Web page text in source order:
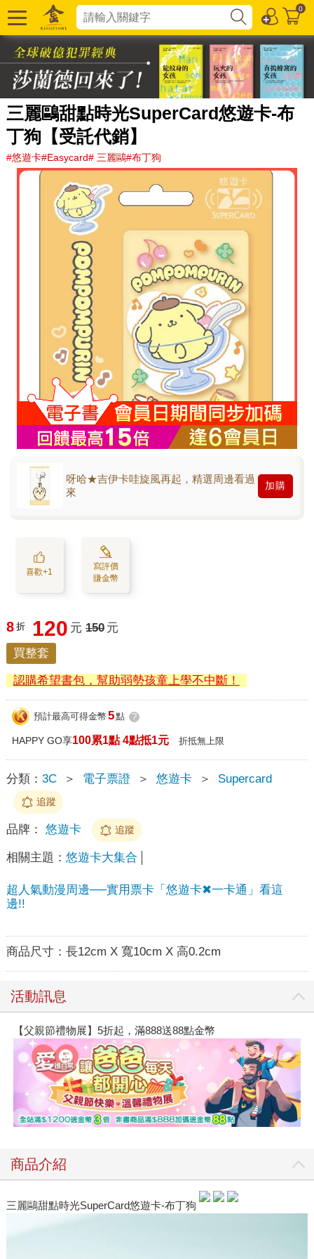
0
三麗鷗甜點時光SuperCard悠遊卡-布
丁狗【受託代銷】
#悠遊卡#Easycard# 三麗鷗#布丁狗
呀哈★吉伊卡哇旋風再起，精選周邊看過
來
加購
喜歡+1
寫評價
賺金幣
8 折 120 元 150 元
買整套
認購希望書包，幫助弱勢孩童上學不中斷！
預計最高可得金幣 5點 ?
HAPPY GO享100累1點 4點抵1元 折抵無上限
分類： 3C ＞ 電子票證 ＞ 悠遊卡 ＞ Supercard
追蹤
品牌： 悠遊卡 追蹤
相關主題： 悠遊卡大集合
超人氣動漫周邊──實用票卡「悠遊卡✖一卡通」看這
邊!!
商品尺寸： 長12cm X 寬10cm X 高0.2cm
活動訊息
【父親節禮物展】5折起，滿888送88點金幣
商品介紹
三麗鷗甜點時光SuperCard悠遊卡-布丁狗